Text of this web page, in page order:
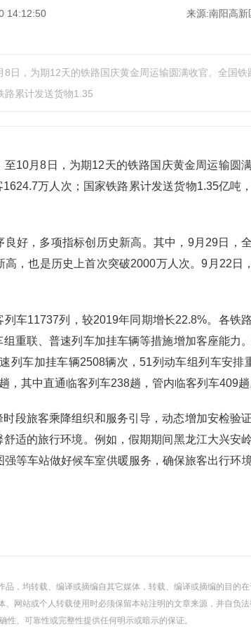
14:12:50 来源:南阳高
日，为期12天的铁路国庆黄金周运输圆满收官。全国铁
路累计发送货物1.35
10月8日，为期12天的铁路国庆黄金周运输圆
万人次；国家铁路累计发送货物1.35亿吨
好，多项指标创历史新高。其中，9月29日，
，也是历史上首次突破2000万人次。9月22日
车11737列，较2019年同期增长22.8%。各铁
重联、普速列车加挂车辆等措施增加客座能力
列车加挂车辆2508辆次，51列动车组列车安排
其中直通临客列车238趟，管内临客列车409趟
段旅客乘降组织和服务引导，动态增加安检验
适的旅行环境。例如，假期期间黑龙江大兴安
等车站做好候车室供暖服务，确保旅客出行环境
，均转载、编译或摘编自其它媒体，转载、编译或摘编的目的在
网站或个人转载使用时必须保留本站注明的文章来源，并自负
、可靠性或完整性提供任何明示或暗示的保证。